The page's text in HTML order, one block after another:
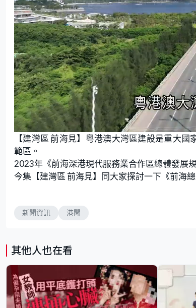
U
n
m
u
a
d
1
5
.
0
0
【建灣區 前海見】粵港澳大灣區建設是重大
範區。
2023年《前海深港現代服務業合作區總體發展
今集【建灣區 前海見】同大家探討一下《前海
新聞資訊 港聞
其他人也在看